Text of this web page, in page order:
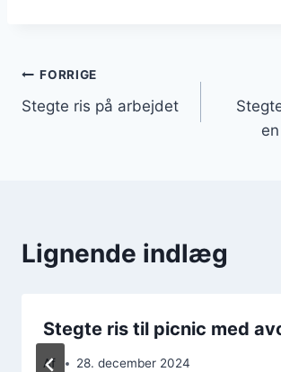
Indlægsnavigation
FORRIGE
Stegte ris på arbejdet
Lignende indlæg
Stegte ris til picnic med
Af 28. december 2024